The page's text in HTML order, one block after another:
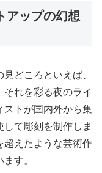
アップの幻想
どころといえば、
れを彩る夜のライ
ストが国内外から集
て彫刻を制作しま
超えたような芸術作
す。